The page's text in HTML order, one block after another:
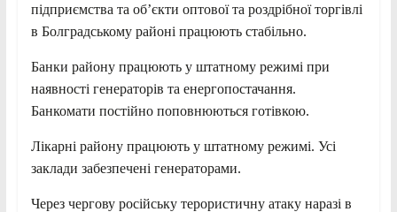
підприємства та об’єкти оптової та роздрібної торгівлі
в Болградському районі працюють стабільно.
Банки району працюють у штатному режимі при
наявності генераторів та енергопостачання.
Банкомати постійно поповнюються готівкою.
Лікарні району працюють у штатному режимі. Усі
заклади забезпечені генераторами.
Через чергову російську терористичну атаку наразі в